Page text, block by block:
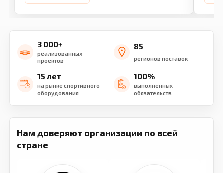
3 000+
реализованных
проектов
85
регионов поставок
15 лет
на рынке спортивного
оборудования
100%
выполненных
обязательств
Нам доверяют организации по всей
стране